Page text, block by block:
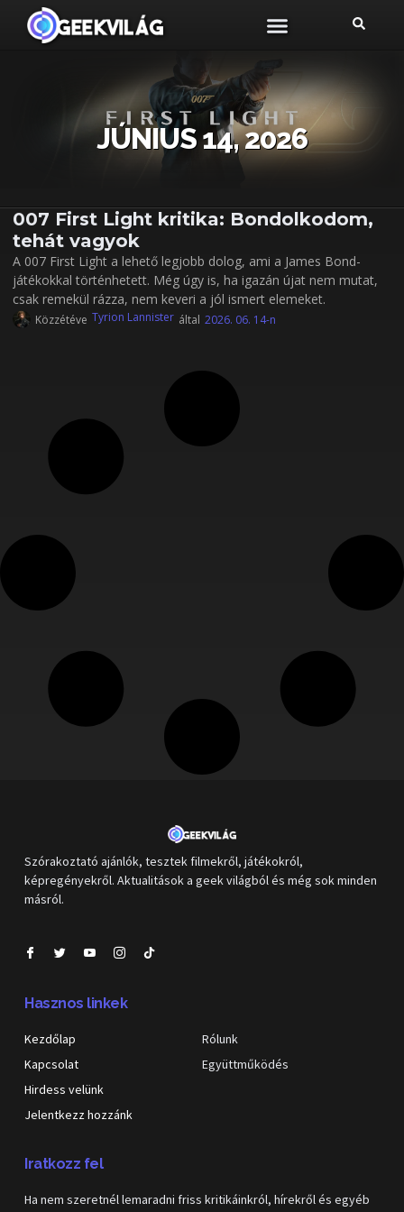
JÚNIUS 14, 2026
007 First Light kritika: Bondolkodom,
tehát vagyok
A 007 First Light a lehető legjobb dolog, ami a James Bond-
játékokkal történhetett. Még úgy is, ha igazán újat nem mutat,
csak remekül rázza, nem keveri a jól ismert elemeket.
Közzétéve Tyrion Lannister által 2026. 06. 14-n
Szórakoztató ajánlók, tesztek filmekről, játékokról,
képregényekről. Aktualitások a geek világból és még sok minden
másról.
Hasznos linkek
Kezdőlap
Kapcsolat
Hirdess velünk
Jelentkezz hozzánk
Rólunk
Együttműködés
Iratkozz fel
Ha nem szeretnél lemaradni friss kritikáinkról, hírekről és egyéb